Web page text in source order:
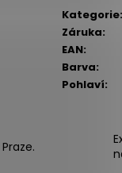
Kategorie:
Záruka:
EAN:
Barva:
Pohlaví: